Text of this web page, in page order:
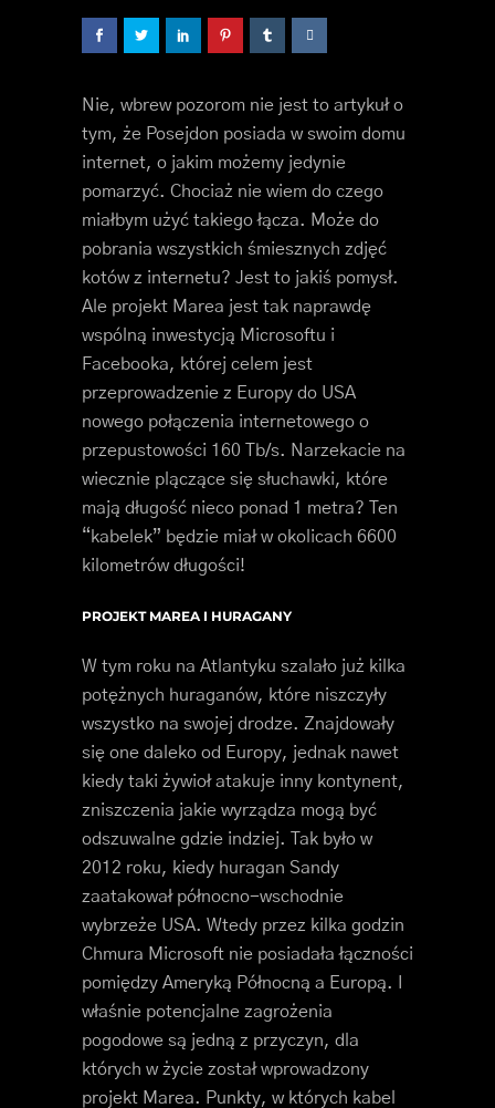
Nie, wbrew pozorom nie jest to artykuł o
tym, że Posejdon posiada w swoim domu
internet, o jakim możemy jedynie
pomarzyć. Chociaż nie wiem do czego
miałbym użyć takiego łącza. Może do
pobrania wszystkich śmiesznych zdjęć
kotów z internetu? Jest to jakiś pomysł.
Ale projekt Marea jest tak naprawdę
wspólną inwestycją Microsoftu i
Facebooka, której celem jest
przeprowadzenie z Europy do USA
nowego połączenia internetowego o
przepustowości 160 Tb/s. Narzekacie na
wiecznie plączące się słuchawki, które
mają długość nieco ponad 1 metra? Ten
“kabelek” będzie miał w okolicach 6600
kilometrów długości!
PROJEKT MAREA I HURAGANY
W tym roku na Atlantyku szalało już kilka
potężnych huraganów, które niszczyły
wszystko na swojej drodze. Znajdowały
się one daleko od Europy, jednak nawet
kiedy taki żywioł atakuje inny kontynent,
zniszczenia jakie wyrządza mogą być
odszuwalne gdzie indziej. Tak było w
2012 roku, kiedy huragan Sandy
zaatakował północno-wschodnie
wybrzeże USA. Wtedy przez kilka godzin
Chmura Microsoft nie posiadała łączności
pomiędzy Ameryką Północną a Europą. I
właśnie potencjalne zagrożenia
pogodowe są jedną z przyczyn, dla
których w życie został wprowadzony
projekt Marea. Punkty, w których kabel